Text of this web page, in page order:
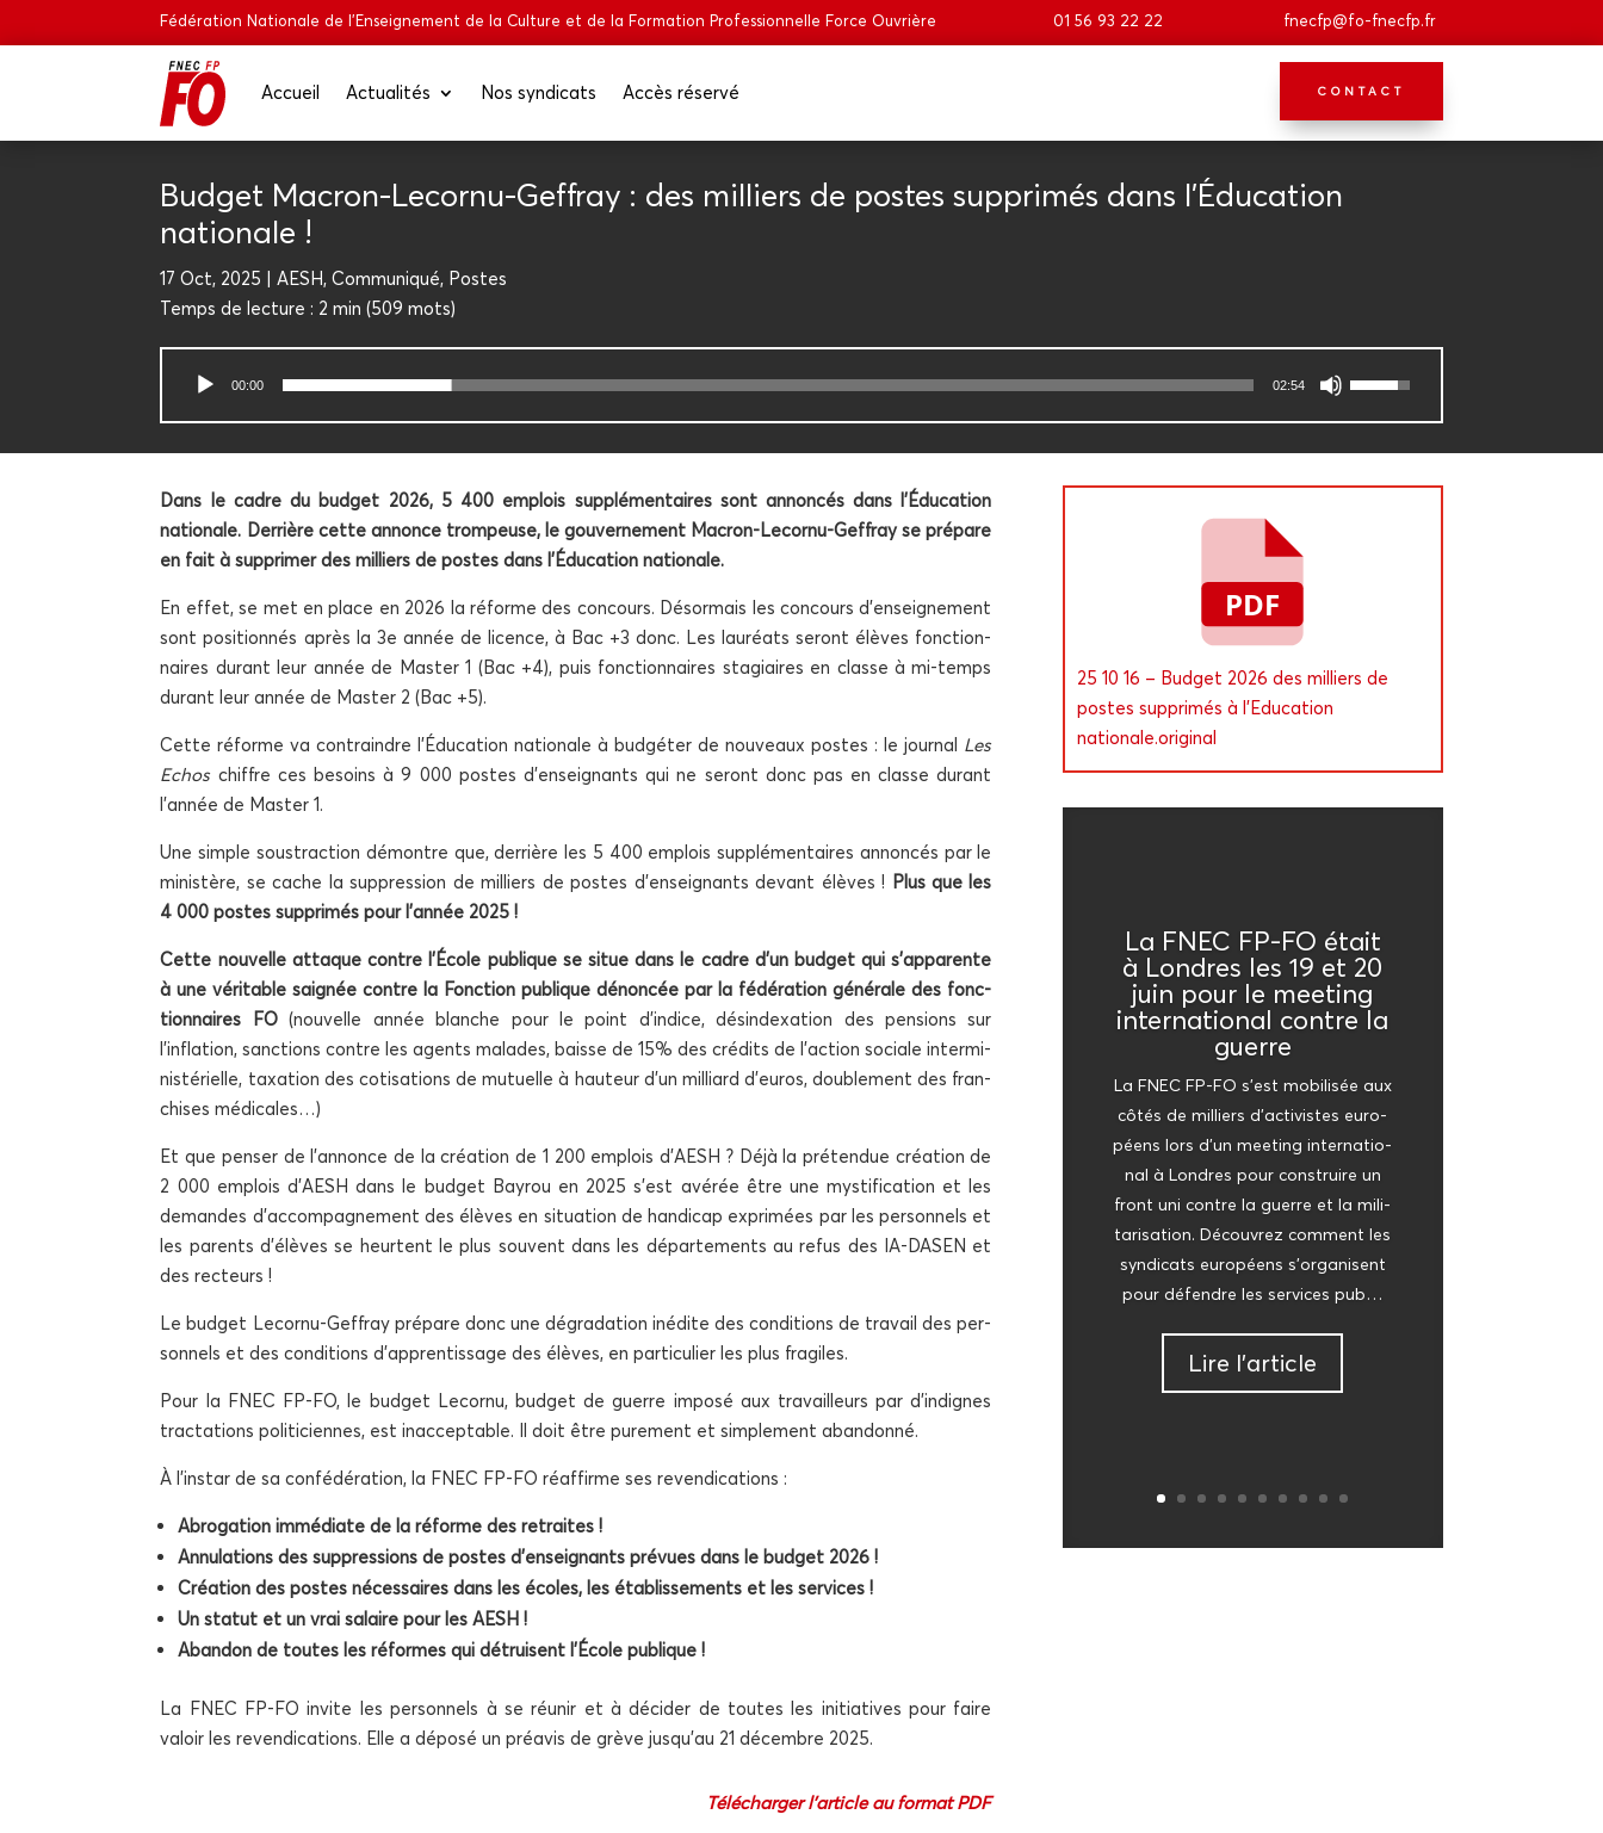
Fédération Nationale de l’Enseignement de la Culture et de la Formation Professionnelle Force Ouvrière 01 56 93 22 22 fnecfp@fo-fnecfp.fr
Accueil Actua­li­tés Nos syn­di­cats Accès réser­vé CONTACT
Bud­get Macron-Lecor­­nu-Gef­­fray : des mil­liers de postes sup­pri­més dans l’Éducation
nationale !
17 Oct, 2025 AESH,Com­mu­ni­qué, Postes
Temps de lec­ture : 2 min (509 mots)
Lecteur 00:00 02:54
haut/bas
pour
Dans le cadre du bud­get 2026, 5 400 emplois sup­plé­men­taires sont annon­cés dans l’Éducation
natio­nale. Der­rière cette annonce trom­peuse, le gou­ver­ne­ment Macron-Lecor­nu-Gef­fray se pré­pare
en fait à sup­pri­mer des mil­liers de postes dans l’Éducation nationale.
En effet, se met en place en 2026 la réforme des concours. Désor­mais les concours d’enseignement
sont posi­tion­nés après la 3e année de licence, à Bac +3 donc. Les lau­réats seront élèves fonc­tion­
naires durant leur année de Mas­ter 1 (Bac +4), puis fonc­tion­naires sta­giaires en classe à mi-temps
durant leur année de Mas­ter 2 (Bac +5).
Cette réforme va contraindre l’Éducation natio­nale à bud­gé­ter de nou­veaux postes : le jour­nal Les
Echos chiffre ces besoins à 9 000 postes d’enseignants qui ne seront donc pas en classe durant
l’année de Mas­ter 1.
Une simple sous­trac­tion démontre que, der­rière les 5 400 emplois sup­plé­men­taires annon­cés par le
minis­tère, se cache la sup­pres­sion de mil­liers de postes d’enseignants devant élèves ! Plus que les
4 000 postes sup­pri­més pour l’année 2025 !
Cette nou­velle attaque contre l’École publique se situe dans le cadre d’un bud­get qui s’apparente
à une véri­table sai­gnée contre la Fonc­tion publique dénon­cée par la fédé­ra­tion géné­rale des fonc­
tion­naires FO(nou­velle année blanche pour le point d’indice, dés­in­dexa­tion des pen­sions sur
l’inflation, sanc­tions contre les agents malades, baisse de 15% des cré­dits de l’action sociale inter­mi­
nis­té­rielle, taxa­tion des coti­sa­tions de mutuelle à hau­teur d’un mil­liard d’euros, dou­ble­ment des fran­
chises médicales…)
Et que pen­ser de l’annonce de la créa­tion de 1 200 emplois d’AESH ? Déjà la pré­ten­due créa­tion de
2 000 emplois d’AESH dans le bud­get Bay­rou en 2025 s’est avé­rée être une mys­ti­fi­ca­tion et les
demandes d’accompagnement des élèves en situa­tion de han­di­cap expri­mées par les per­son­nels et
les parents d’élèves se heurtent le plus sou­vent dans les dépar­te­ments au refus des IA-DASEN et
des recteurs !
Le bud­get Lecor­nu-Gef­fray pré­pare donc une dégra­da­tion inédite des condi­tions de tra­vail des per­
son­nels et des condi­tions d’apprentissage des élèves, en par­ti­cu­lier les plus fragiles.
Pour la FNEC FP-FO, le bud­get Lecor­nu, bud­get de guerre impo­sé aux tra­vailleurs par d’indignes
trac­ta­tions poli­ti­ciennes, est inac­cep­table. Il doit être pure­ment et sim­ple­ment abandonné.
À l’instar de sa confé­dé­ra­tion, la FNEC FP-FO réaf­firme ses revendications :
Abro­ga­tion immé­diate de la réforme des retraites !
Annu­la­tions des sup­pres­sions de postes d’enseignants pré­vues dans le bud­get 2026 !
Créa­tion des postes néces­saires dans les écoles, les éta­blis­se­ments et les services !
Un sta­tut et un vrai salaire pour les AESH !
Aban­don de toutes les réformes qui détruisent l’École publique !
La FNEC FP-FO invite les per­son­nels à se réunir et à déci­der de toutes les ini­tia­tives pour faire
valoir les reven­di­ca­tions. Elle a dépo­sé un pré­avis de grève jusqu’au 21 décembre 2025.
Télé­char­ger l’article au for­mat PDF
25 10 16 – Bud­get 2026 des mil­liers de
postes sup­pri­més à l’E­du­ca­tion
nationale.original
La FNEC FP-FO était
à Londres les 19 et 20
juin pour le mee­ting
inter­na­tio­nal contre la
guerre
La FNEC FP-FO s’est mobi­li­sée aux
côtés de mil­liers d’ac­ti­vistes euro­
péens lors d’un mee­ting inter­na­tio­
nal à Londres pour construire un
front uni contre la guerre et la mili­
ta­ri­sa­tion. Décou­vrez com­ment les
syn­di­cats euro­péens s’or­ga­nisent
pour défendre les ser­vices pub…
Lire l’ar­ticle